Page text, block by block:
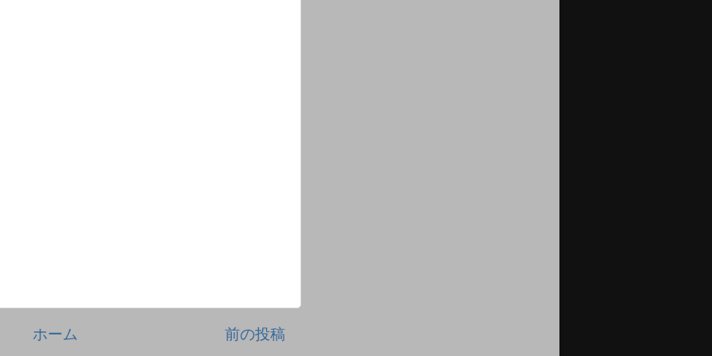
前の投稿
ホーム